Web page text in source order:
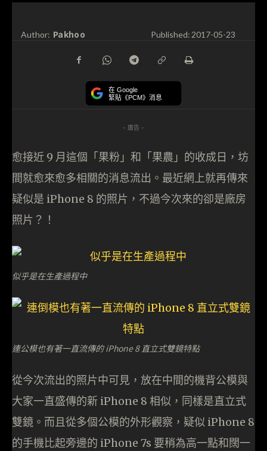
Author: Pakhoo Published:2017-05-23
在 Google
緊貼《PCM》消息
- 廣告 -
愈接近 9 月這個「果粉」和「果農」的收成日，坊
間就愈來愈多相關的消息流出。最近網上就再傳來
疑似是 iPhone 8 的照片，不過今次來的卻是廠房
照片？！
似乎是在生產過程中
連公模也有著一直流傳的 iPhone 8 直立式雙鏡特點
從今次流出的照片中可見，放在中間的機背公模與
大家一直盛傳的新 iPhone 8 相似，同樣是直立式
雙鏡。而且從多個公模的外形觀察，疑似 iPhone 8
的手機比起旁邊的 iPhone 7s 要稍為高一點和闊一